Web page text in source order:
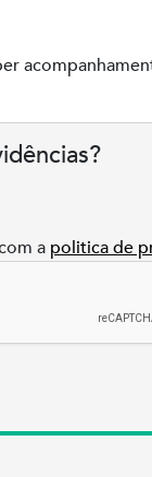
a politica de